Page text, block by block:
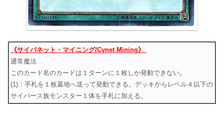
《サイバネット・マイニング/Cynet Mining》
通常魔法
このカード名のカードは１ターンに１枚しか発動できない。
(1)：手札を１枚墓地へ送って発動できる。デッキからレベル４以下の
サイバース族モンスター１体を手札に加える。